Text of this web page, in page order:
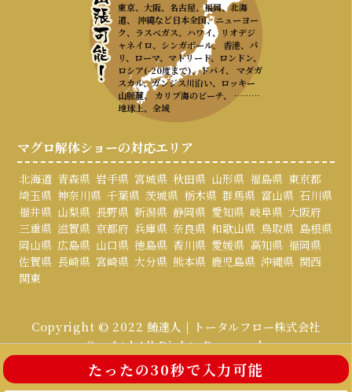
たったの30秒で入力可能
東京、大阪、名古屋、福岡、北海
道、 沖縄など日本全国、ニューヨー
ク、ラスベガス、ハワイ、リオデジ
ャネイロ、シンガポール、 香港、パ
リ、ローマ、マドリード、ロンドン、
ロシア(-20度まで)、ドバイ、 マダガ
スカル、ガンジス川沿い、ロッキー
山脈麓、 カリブ海のビーチ、 ………
地球上、全域
マグロ解体ショーの対応エリア
北海道 青森県 岩手県 宮城県 秋田県 山形県 福島県 東京都
埼玉県 神奈川県 千葉県 茨城県 栃木県 群馬県 富山県 石川県
福井県 山梨県 長野県 新潟県 静岡県 愛知県 岐阜県 大阪府
三重県 滋賀県 京都府 兵庫県 奈良県 和歌山県 鳥取県 島根県
岡山県 広島県 山口県 徳島県 香川県 愛媛県 高知県 福岡県
佐賀県 長崎県 宮崎県 大分県 熊本県 鹿児島県 沖縄県 関西
関東
Copyright © 2022 鮪達人 | トータルフロー株式会社
Co., Ltd All Rights Reserved.